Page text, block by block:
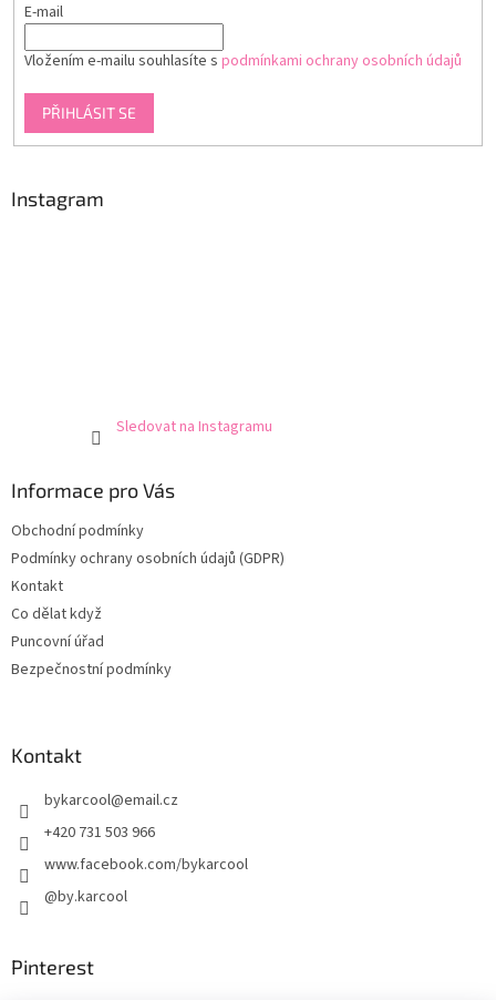
E-mail
Vložením e-mailu souhlasíte s podmínkami ochrany osobních údajů
PŘIHLÁSIT SE
Instagram
Sledovat na Instagramu
Informace pro Vás
Obchodní podmínky
Podmínky ochrany osobních údajů (GDPR)
Kontakt
Co dělat když
Puncovní úřad
Bezpečnostní podmínky
Kontakt
bykarcool@email.cz
+420 731 503 966
www.facebook.com/bykarcool
@by.karcool
Pinterest